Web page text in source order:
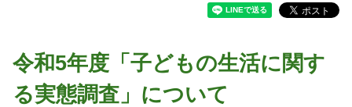
令和5年度「子どもの生活に関す
る実態調査」について